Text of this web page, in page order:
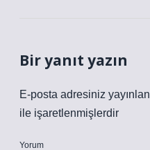
Bir yanıt yazın
E-posta adresiniz
ile işaretlenmişlerdir
Yorum